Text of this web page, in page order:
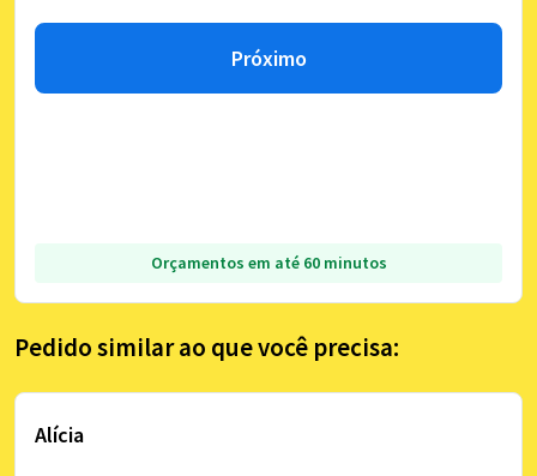
Próximo
Orçamentos em até 60 minutos
Pedido similar ao que você precisa:
Alícia